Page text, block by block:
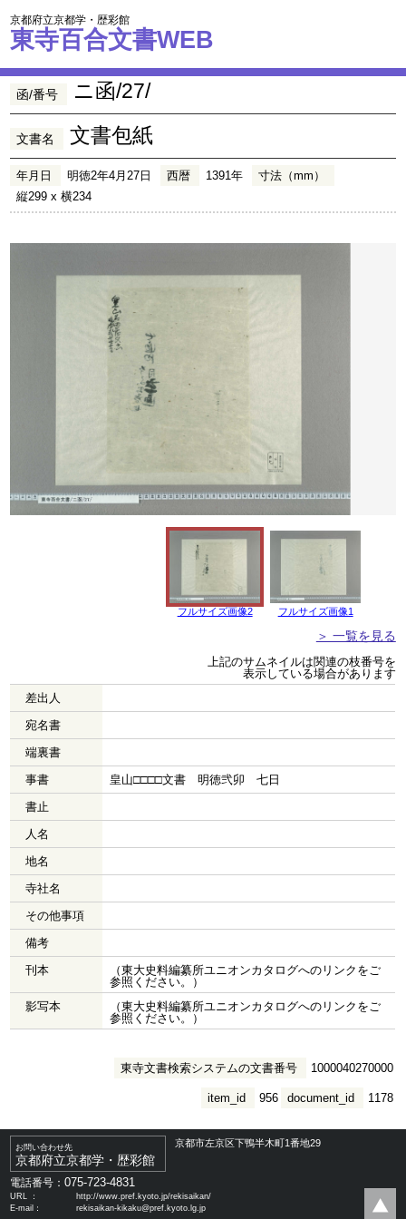
京都府立京都学・歴彩館
東寺百合文書WEB
函/番号 ニ函/27/
文書名 文書包紙
年月日 明徳2年4月27日 西暦 1391年
寸法（mm）
縦299 x 横234
フルサイズ画像2 フルサイズ画像1
＞ 一覧を見る
上記のサムネイルは関連の枝番号を
表示している場合があります
差出人
宛名書
端裏書
事書
皇山□□□□文書 明徳弐卯 七日
書止
人名
地名
寺社名
その他事項
備考
刊本
（東大史料編纂所ユニオンカタログへのリンクをご
参照ください。）
影写本
（東大史料編纂所ユニオンカタログへのリンクをご
参照ください。）
東寺文書検索システムの文書番号 1000040270000
document_id 1178
item_id 956
お問い合わせ先
京都府立京都学・歴彩館
京都市左京区下鴨半木町1番地29
電話番号：075-723-4831
URL ：
http://www.pref.kyoto.jp/rekisaikan/
E-mail：
rekisaikan-kikaku@pref.kyoto.lg.jp